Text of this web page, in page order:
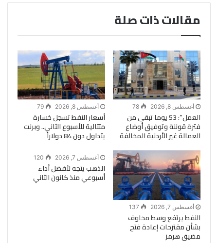
مقالات ذات صلة
أغسطس 8, 2026 78
العمل”: 53 يوما تبقى من
فترة قوننة وتوفيق أوضاع
العمالة غير الأردنية المخالفة
أغسطس 8, 2026 79
أسعار النفط تسجل خسارة
متتالية للأسبوع الثاني.. وبرنت
يتداول دون 84 دولاراً
أغسطس 7, 2026 137
النفط يرتفع وسط مخاوف
بشأن مقترحات إعادة فتح
مضيق هرمز
أغسطس 7, 2026 120
الذهب يتجه لأفضل أداء
أسبوعي منذ كانون الثاني